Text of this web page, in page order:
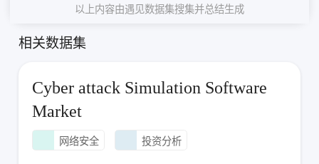
以上内容由遇见数据集搜集并总结生成
相关数据集
Cyber attack Simulation Software
Market
网络安全 投资分析